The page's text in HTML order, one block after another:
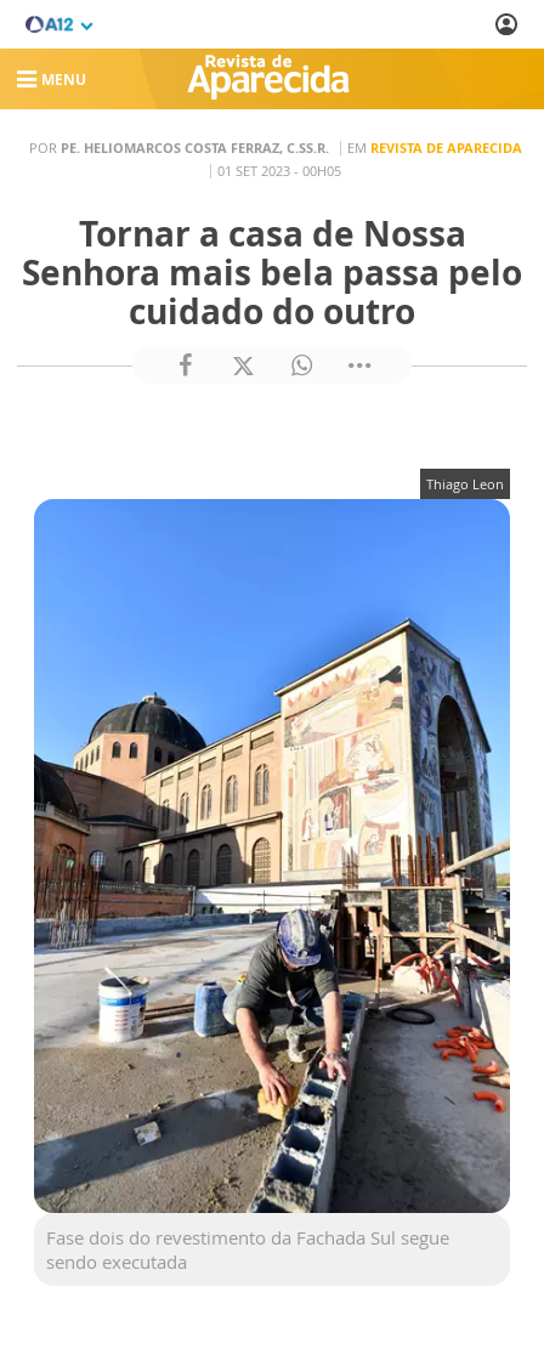
MENU
POR PE. HELIOMARCOS COSTA FERRAZ, C.SS.R. EM REVISTA DE APARECIDA
01 SET 2023 - 00H05
Tornar a casa de Nossa
Senhora mais bela passa pelo
cuidado do outro
Thiago Leon
Fase dois do revestimento da Fachada Sul segue
sendo executada